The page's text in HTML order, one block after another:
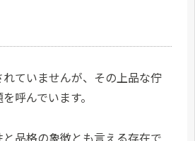
ていませんが、その上品な佇
呼んでいます。
品格の象徴とも言える存在で